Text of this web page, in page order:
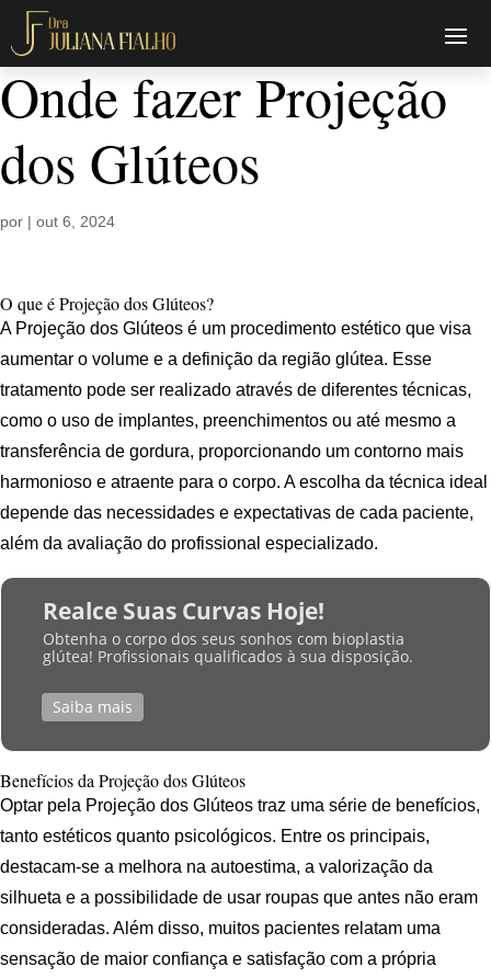
Onde fazer Projeção
dos Glúteos
por | out 6, 2024
O que é Projeção dos Glúteos?
A Projeção dos Glúteos é um procedimento estético que visa
aumentar o volume e a definição da região glútea. Esse
tratamento pode ser realizado através de diferentes técnicas,
como o uso de implantes, preenchimentos ou até mesmo a
transferência de gordura, proporcionando um contorno mais
harmonioso e atraente para o corpo. A escolha da técnica ideal
depende das necessidades e expectativas de cada paciente,
além da avaliação do profissional especializado.
Realce Suas Curvas Hoje!
Obtenha o corpo dos seus sonhos com bioplastia
glútea! Profissionais qualificados à sua disposição.
Saiba mais
Benefícios da Projeção dos Glúteos
Optar pela Projeção dos Glúteos traz uma série de benefícios,
tanto estéticos quanto psicológicos. Entre os principais,
destacam-se a melhora na autoestima, a valorização da
silhueta e a possibilidade de usar roupas que antes não eram
consideradas. Além disso, muitos pacientes relatam uma
sensação de maior confiança e satisfação com a própria